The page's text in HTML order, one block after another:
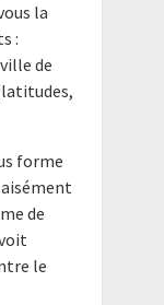
la
:
de
forme
de
le